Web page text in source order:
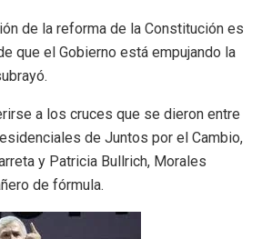
de la reforma de la Constitución es
que el Gobierno está empujando la
a los cruces que se dieron entre
de Juntos por el Cambio,
y Patricia Bullrich, Morales
de fórmula.